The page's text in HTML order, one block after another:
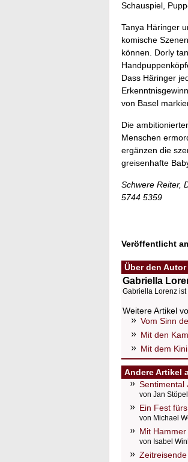
Schauspiel,
Tanya Häringer
komische
können. Dorly
Dass Häringer
von Basel
Die
Menschen
ergänzen die
greisenhafte
Schwere Reiter,
5744 5359
Veröffentlicht
Über den Autor
Gabriella
Gabriella Lorenz ist
Weitere Artikel
Vom Sinn
Mit den
Mit dem
Andere Artikel
Sentimental
von Jan
Ein Fest
von Michael
Mit
von Isabel